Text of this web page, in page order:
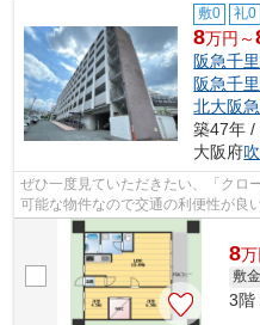
敷0 礼0
8万円～
阪急千
阪急千
北大阪
築47年 /
大阪府
ぜひ一度見ていただきたい、「クロ
可能な物件なので交通の利便性が良
マンションタイプの物件です。夏場は
8万
敷金
3階